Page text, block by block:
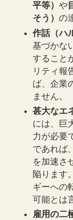
平等）や
そう）の
作話（ハ
基づかな
すること
リティ報
ば、企業
ません。
甚大なエ
には、巨
力が必要
であれば
を加速さ
陥ります
ギーへの
可能とは
雇用の二